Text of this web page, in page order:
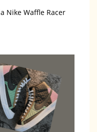
Nike Waffle Racer